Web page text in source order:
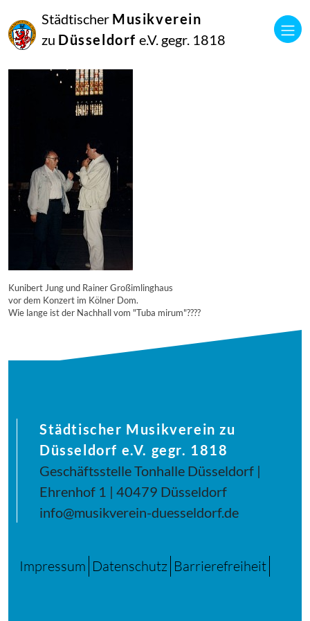
Städtischer Musikverein
zu Düsseldorf e.V. gegr. 1818
September
2014
Manfred Hill
Kunibert Jung und Rainer Großimlinghaus
vor dem Konzert im Kölner Dom.
Wie lange ist der Nachhall vom "Tuba mirum"????
Städtischer Musikverein zu
Düsseldorf e.V. gegr. 1818
Geschäftsstelle Tonhalle Düsseldorf |
Ehrenhof 1 | 40479 Düsseldorf
info@musikverein-duesseldorf.de
Impressum Datenschutz Barrierefreiheit